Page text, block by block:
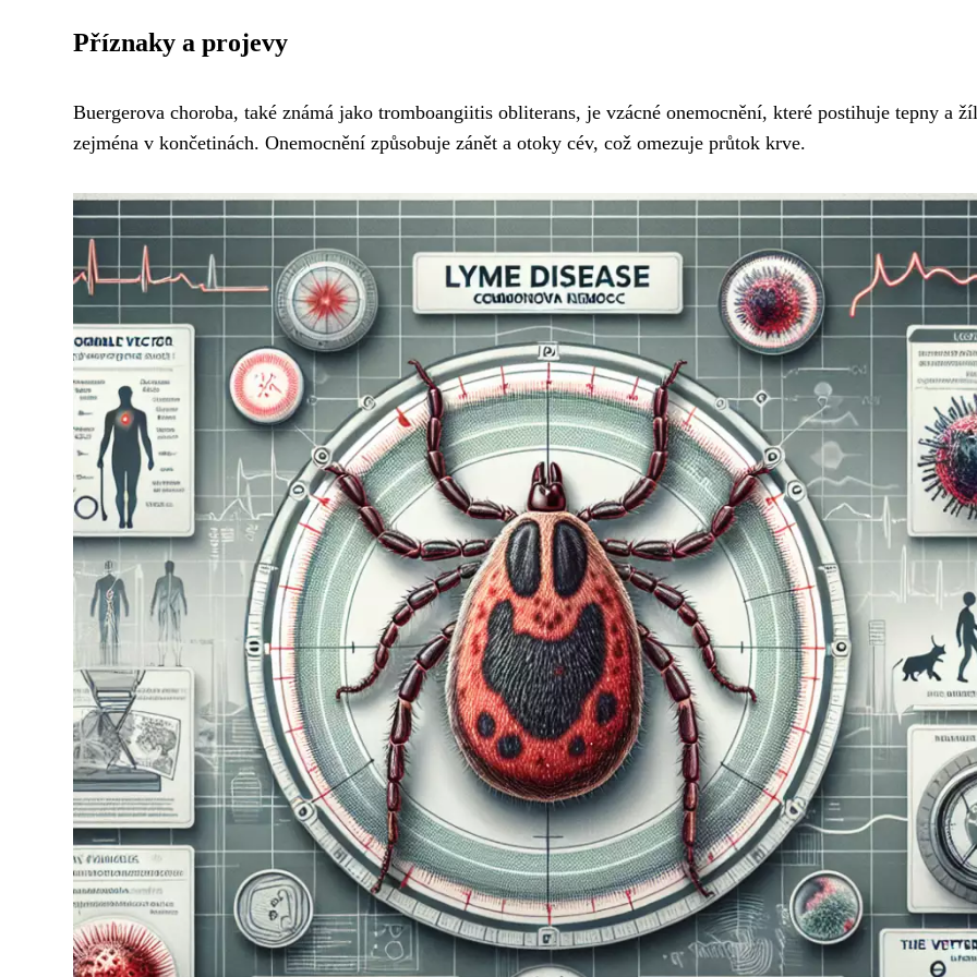
Příznaky a projevy
Buergerova choroba, také známá jako tromboangiitis obliterans, je vzácné onemocnění, které postihuje tepny a
zejména v končetinách. Onemocnění způsobuje zánět a otoky cév, což omezuje průtok krve.